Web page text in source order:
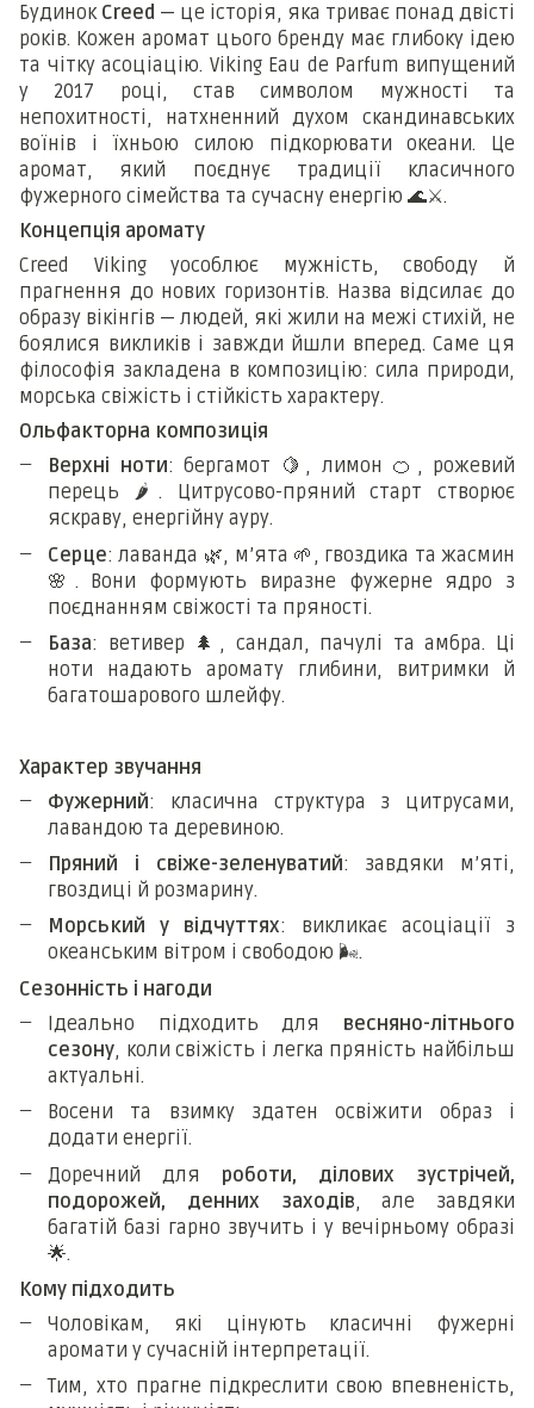
Будинок Creed — це історія, яка триває понад двісті
років. Кожен аромат цього бренду має глибоку ідею
та чітку асоціацію. Viking Eau de Parfum випущений
у 2017 році, став символом мужності та
непохитності, натхненний духом скандинавських
воїнів і їхньою силою підкорювати океани. Це
аромат, який поєднує традиції класичного
фужерного сімейства та сучасну енергію 🌊⚔️.
Концепція аромату
Creed Viking уособлює мужність, свободу й
прагнення до нових горизонтів. Назва відсилає до
образу вікінгів — людей, які жили на межі стихій, не
боялися викликів і завжди йшли вперед. Саме ця
філософія закладена в композицію: сила природи,
морська свіжість і стійкість характеру.
Ольфакторна композиція
Верхні ноти: бергамот 🍋 , лимон 🍊 , рожевий
перець 🌶️. Цитрусово-пряний старт створює
яскраву, енергійну ауру.
Серце: лаванда 🌿, м’ята 🌱 , гвоздика та жасмин
🌸 . Вони формують виразне фужерне ядро з
поєднанням свіжості та пряності.
База: ветивер 🌲 , сандал, пачулі та амбра. Ці
ноти надають аромату глибини, витримки й
багатошарового шлейфу.
Характер звучання
Фужерний: класична структура з цитрусами,
лавандою та деревиною.
Пряний і свіже-зеленуватий: завдяки м’яті,
гвоздиці й розмарину.
Морський у відчуттях: викликає асоціації з
океанським вітром і свободою 🌬️.
Сезонність і нагоди
Ідеально підходить для весняно-літнього
сезону, коли свіжість і легка пряність найбільш
актуальні.
Восени та взимку здатен освіжити образ і
додати енергії.
Доречний для роботи, ділових зустрічей,
подорожей, денних заходів, але завдяки
багатій базі гарно звучить і у вечірньому образі
🌟.
Кому підходить
Чоловікам, які цінують класичні фужерні
аромати у сучасній інтерпретації.
Тим, хто прагне підкреслити свою впевненість,